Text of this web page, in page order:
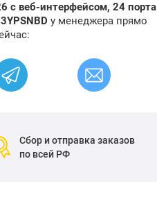
с веб-интерфейсом, 24 порта
у менеджера прямо
Сбор и отправка заказов
по всей РФ